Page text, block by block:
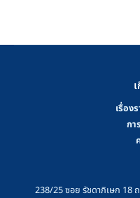
เรื่อง
กา
238/25 ซอย รัชดาภิเษก 18